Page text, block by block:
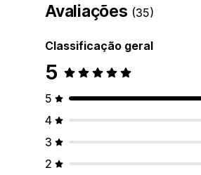
Avaliações (35)
Classificação geral
5
5
4
3
2